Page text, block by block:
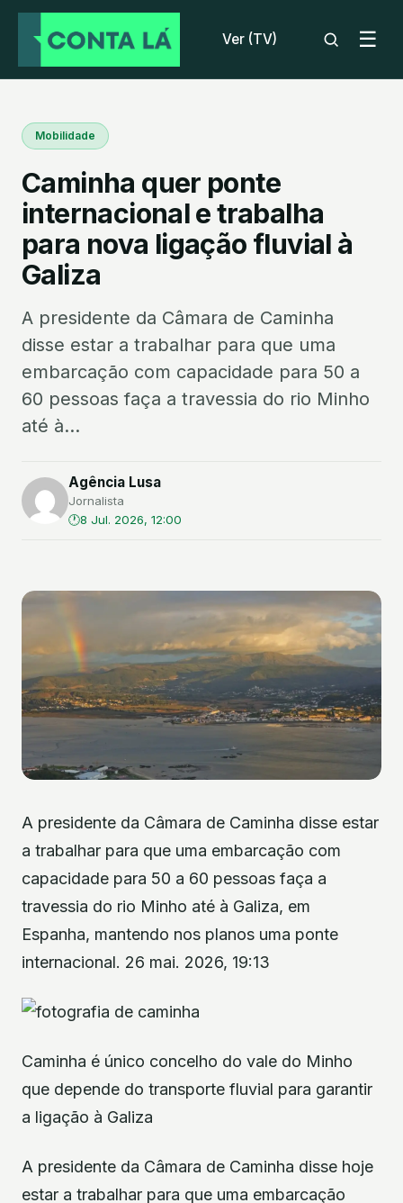
Ver (TV) ☰
Mobilidade
Caminha quer ponte
internacional e trabalha
para nova ligação fluvial à
Galiza
A presidente da Câmara de Caminha
disse estar a trabalhar para que uma
embarcação com capacidade para 50 a
60 pessoas faça a travessia do rio Minho
até à...
Agência Lusa
Jornalista
8 Jul. 2026, 12:00
A presidente da Câmara de Caminha disse estar
a trabalhar para que uma embarcação com
capacidade para 50 a 60 pessoas faça a
travessia do rio Minho até à Galiza, em
Espanha, mantendo nos planos uma ponte
internacional. 26 mai. 2026, 19:13
Caminha é único concelho do vale do Minho
que depende do transporte fluvial para garantir
a ligação à Galiza
A presidente da Câmara de Caminha disse hoje
estar a trabalhar para que uma embarcação